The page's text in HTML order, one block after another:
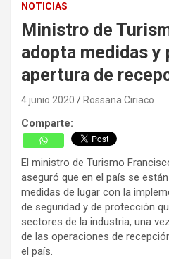
NOTICIAS
Ministro de
adopta medidas
apertura de
4 junio 2020 Rossana Ciriaco
Comparte:
El ministro de Turismo
aseguró que en el país se
medidas de lugar con la
de seguridad y de protección
sectores de la industria, una
de las operaciones de
el país.